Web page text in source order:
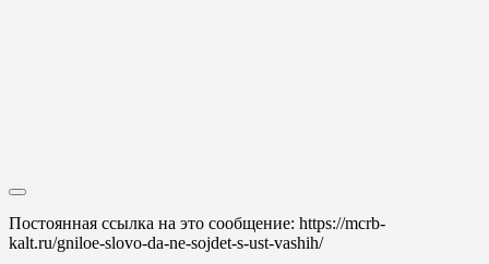
Постоянная ссылка на это сообщение: https://mcrb-
kalt.ru/gniloe-slovo-da-ne-sojdet-s-ust-vashih/